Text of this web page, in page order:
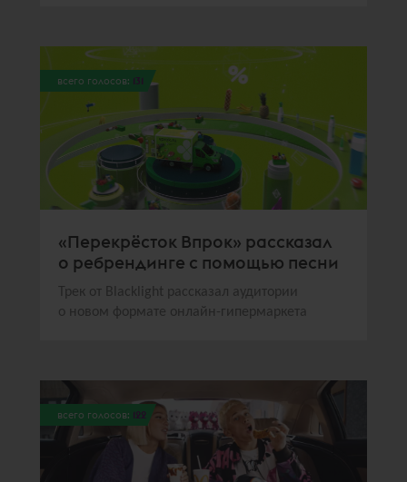
всего голосов: 131
«Перекрёсток Впрок» рассказал
о ребрендинге с помощью песни
Трек от Blacklight рассказал аудитории
о новом формате онлайн-гипермаркета
всего голосов: 122